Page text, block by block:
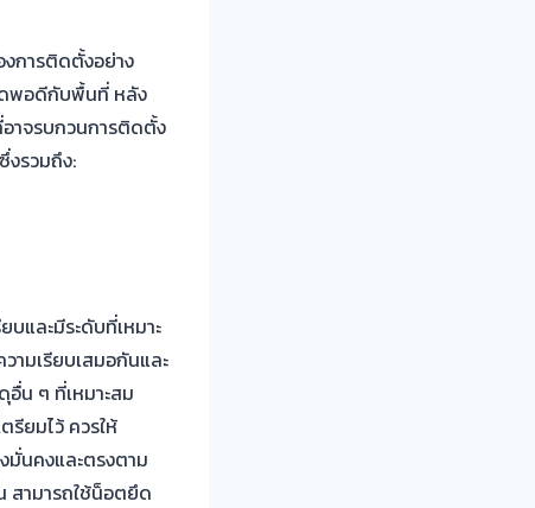
การติดตั้งอย่าง
ดพอดีกับพื้นที่ หลัง
าจรบกวนการติดตั้ง
งรวมถึง:
และมีระดับที่เหมาะ
ามเรียบเสมอกันและ
น ๆ ที่เหมาะสม
รียมไว้ ควรให้
มั่นคงและตรงตาม
สามารถใช้น็อตยึด